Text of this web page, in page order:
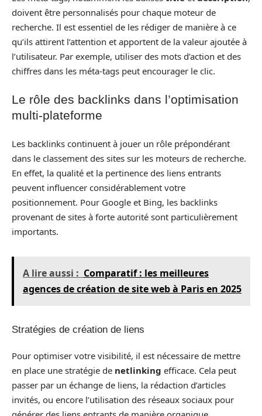
doivent être personnalisés pour chaque moteur de
recherche. Il est essentiel de les rédiger de manière à ce
qu’ils attirent l’attention et apportent de la valeur ajoutée à
l’utilisateur. Par exemple, utiliser des mots d’action et des
chiffres dans les méta-tags peut encourager le clic.
Le rôle des backlinks dans l’optimisation
multi-plateforme
Les backlinks continuent à jouer un rôle prépondérant
dans le classement des sites sur les moteurs de recherche.
En effet, la qualité et la pertinence des liens entrants
peuvent influencer considérablement votre
positionnement. Pour Google et Bing, les backlinks
provenant de sites à forte autorité sont particulièrement
importants.
A lire aussi : Comparatif : les meilleures
agences de création de site web à Paris en 2025
Stratégies de création de liens
Pour optimiser votre visibilité, il est nécessaire de mettre
en place une stratégie de netlinking efficace. Cela peut
passer par un échange de liens, la rédaction d’articles
invités, ou encore l’utilisation des réseaux sociaux pour